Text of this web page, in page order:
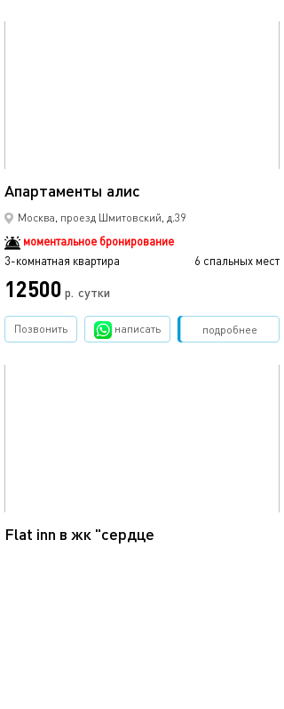
Апартаменты алис
Москва, проезд Шмитовский, д.39
моментальное бронирование
3-комнатная квартира
6 спальных мест
12500 р. сутки
подробнее
Позвонить написать Забронировать
Flat inn в жк "сердце